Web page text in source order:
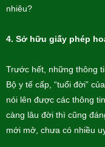
nhiêu?
4. Sở hữu giấy phép
Trước hết, những thông
Bộ y tế cấp, “tuổi đời”
nói lên được các thông
càng lâu đời thì cũng
mới mở, chưa có nhiều